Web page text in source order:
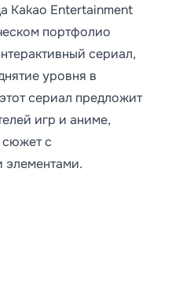
Kakao Entertainment
портфолио
сериал,
уровня в
сериал предложит
игр и аниме,
с